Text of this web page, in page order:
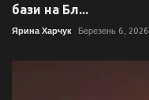
бази на Бл...
Ярина Харчук Березень 6, 2026